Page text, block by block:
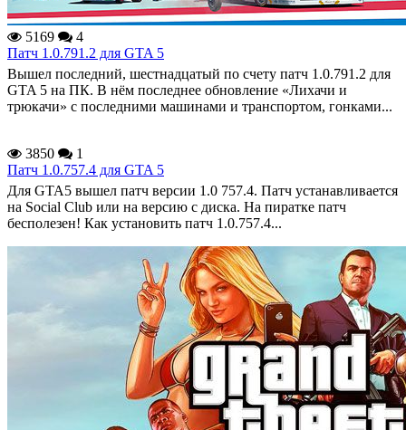
5169
4
Патч 1.0.791.2 для GTA 5
Вышел последний, шестнадцатый по счету патч 1.0.791.2 для
GTA 5 на ПК. В нём последнее обновление «Лихачи и
трюкачи» с последними машинами и транспортом, гонками...
3850
1
Патч 1.0.757.4 для GTA 5
Для GTA5 вышел патч версии 1.0 757.4. Патч устанавливается
на Social Club или на версию с диска. На пиратке патч
бесполезен! Как установить патч 1.0.757.4...